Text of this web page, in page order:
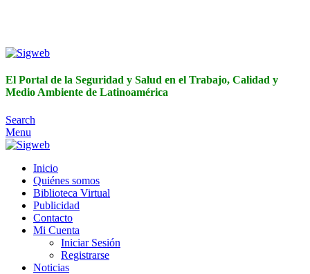
El Portal de la Seguridad y Salud en el Trabajo, Calidad y
Medio Ambiente de Latinoamérica
Search
Menu
Inicio
Quiénes somos
Biblioteca Virtual
Publicidad
Contacto
Mi Cuenta
Iniciar Sesión
Registrarse
Noticias